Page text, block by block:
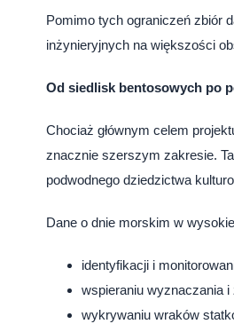
Pomimo tych ograniczeń zbiór
inżynieryjnych na większości
Od siedlisk bentosowych po
Chociaż głównym celem
znacznie szerszym zakresie.
podwodnego dziedzictwa
Dane o dnie morskim w
identyfikacji i
wspieraniu wyznaczania
wykrywaniu wraków